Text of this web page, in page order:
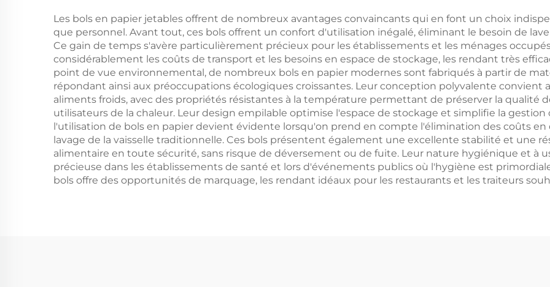
Impression Écran
d'Expédition
Les bols en papier jetables offrent de nombreux avantages convaincants qui en font un choix
que personnel. Avant tout, ces bols offrent un confort d'utilisation inégalé, éliminant le besoin de
Ce gain de temps s'avère particulièrement précieux pour les établissements et les ménages
considérablement les coûts de transport et les besoins en espace de stockage, les rendant très
point de vue environnemental, de nombreux bols en papier modernes sont fabriqués à partir de
répondant ainsi aux préoccupations écologiques croissantes. Leur conception polyvalente convient
aliments froids, avec des propriétés résistantes à la température permettant de préserver la qualité
utilisateurs de la chaleur. Leur design empilable optimise l'espace de stockage et simplifie la gestion
l'utilisation de bols en papier devient évidente lorsqu'on prend en compte l'élimination des coûts
lavage de la vaisselle traditionnelle. Ces bols présentent également une excellente stabilité et une
alimentaire en toute sécurité, sans risque de déversement ou de fuite. Leur nature hygiénique et à
précieuse dans les établissements de santé et lors d'événements publics où l'hygiène est
bols offre des opportunités de marquage, les rendant idéaux pour les restaurants et les traiteurs